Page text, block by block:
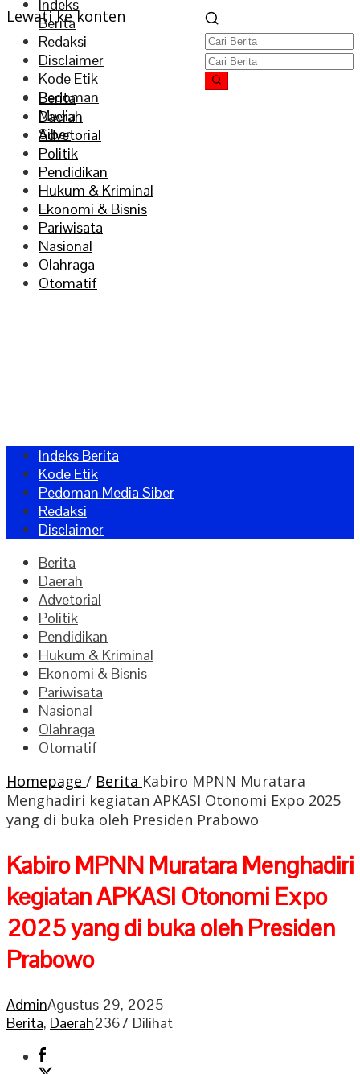
Lewati ke konten
Indeks
Berita
Redaksi
Disclaimer
Kode Etik
Pedoman
Media
Siber
Berita
Daerah
Advetorial
Politik
Pendidikan
Hukum & Kriminal
Ekonomi & Bisnis
Pariwisata
Nasional
Olahraga
Otomatif
Indeks Berita
Kode Etik
Pedoman Media Siber
Redaksi
Disclaimer
Berita
Daerah
Advetorial
Politik
Pendidikan
Hukum & Kriminal
Ekonomi & Bisnis
Pariwisata
Nasional
Olahraga
Otomatif
Homepage / Berita Kabiro MPNN Muratara
Menghadiri kegiatan APKASI Otonomi Expo 2025
yang di buka oleh Presiden Prabowo
Kabiro MPNN Muratara Menghadiri
kegiatan APKASI Otonomi Expo
2025 yang di buka oleh Presiden
Prabowo
AdminAgustus 29, 2025
Berita, Daerah2367 Dilihat